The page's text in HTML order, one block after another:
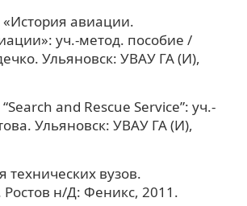
авиации.
уч.-метод. пособие /
Ульяновск: УВАУ ГА (И),
and Rescue Service”: уч.-
Ульяновск: УВАУ ГА (И),
вузов.
н/Д: Феникс, 2011.